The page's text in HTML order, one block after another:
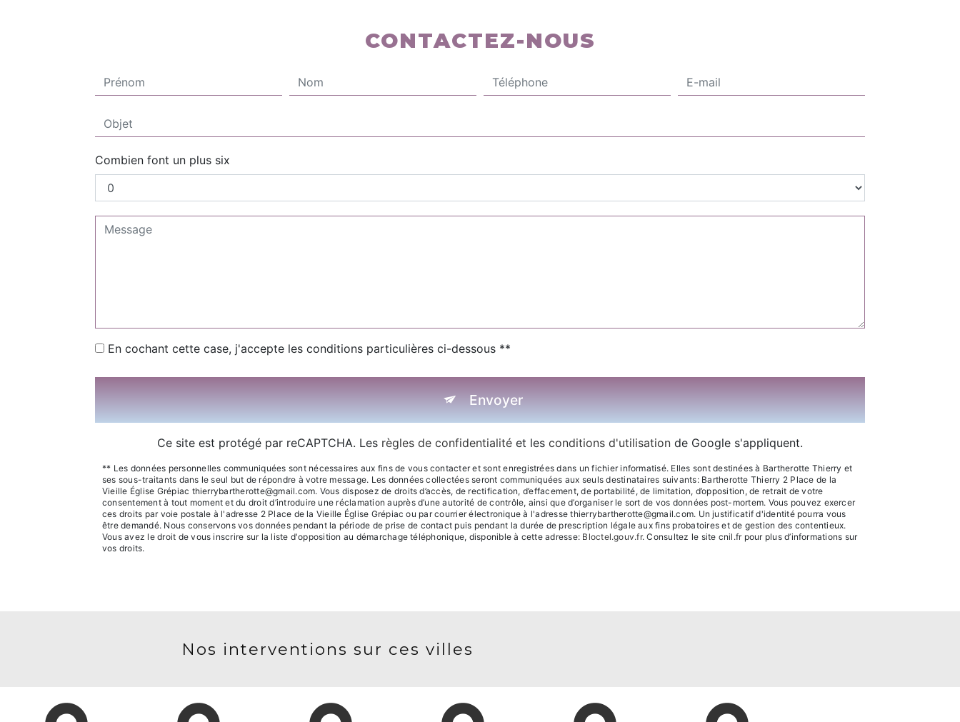
CONTACTEZ-NOUS
Combien font un plus six
En cochant cette case, j'accepte les conditions particulières ci-dessous **
Envoyer
Ce site est protégé par reCAPTCHA. Les règles de confidentialité et les conditions d'utilisation de Google s'appliquent.
** Les données personnelles communiquées sont nécessaires aux fins de vous contacter et sont enregistrées dans un fichier informatisé. Elles sont destinées à Bartherotte Thierry et
ses sous-traitants dans le seul but de répondre à votre message. Les données collectées seront communiquées aux seuls destinataires suivants: Bartherotte Thierry 2 Place de la
Vieille Église Grépiac thierrybartherotte@gmail.com. Vous disposez de droits d’accès, de rectification, d’effacement, de portabilité, de limitation, d’opposition, de retrait de votre
consentement à tout moment et du droit d’introduire une réclamation auprès d’une autorité de contrôle, ainsi que d’organiser le sort de vos données post-mortem. Vous pouvez exercer
ces droits par voie postale à l'adresse 2 Place de la Vieille Église Grépiac ou par courrier électronique à l'adresse thierrybartherotte@gmail.com. Un justificatif d'identité pourra vous
être demandé. Nous conservons vos données pendant la période de prise de contact puis pendant la durée de prescription légale aux fins probatoires et de gestion des contentieux.
Vous avez le droit de vous inscrire sur la liste d'opposition au démarchage téléphonique, disponible à cette adresse: Bloctel.gouv.fr. Consultez le site cnil.fr pour plus d’informations sur
vos droits.
Nos interventions sur ces villes